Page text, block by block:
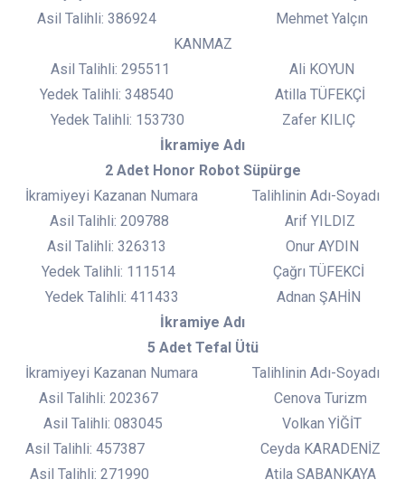
Asil Talihli: 386924 Mehmet Yalçın
KANMAZ
Asil Talihli: 295511 Ali KOYUN
Yedek Talihli: 348540 Atilla TÜFEKÇİ
Yedek Talihli: 153730 Zafer KILIÇ
İkramiye Adı
2 Adet Honor Robot Süpürge
İkramiyeyi Kazanan Numara Talihlinin Adı-Soyadı
Asil Talihli: 209788 Arif YILDIZ
Asil Talihli: 326313 Onur AYDIN
Yedek Talihli: 111514 Çağrı TÜFEKCİ
Yedek Talihli: 411433 Adnan ŞAHİN
İkramiye Adı
5 Adet Tefal Ütü
İkramiyeyi Kazanan Numara Talihlinin Adı-Soyadı
Asil Talihli: 202367 Cenova Turizm
Asil Talihli: 083045 Volkan YİĞİT
Asil Talihli: 457387 Ceyda KARADENİZ
Asil Talihli: 271990 Atila SABANKAYA